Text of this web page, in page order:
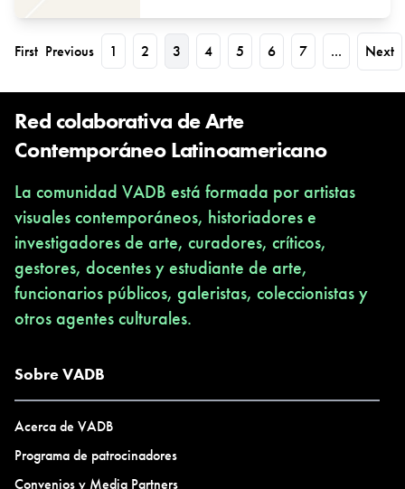
First Previous 1 2 3 4 5 6 7 ... Next
Red colaborativa de Arte
Contemporáneo Latinoamericano
La comunidad VADB está formada por artistas
visuales contemporáneos, historiadores e
investigadores de arte, curadores, críticos,
gestores, docentes y estudiante de arte,
funcionarios públicos, galeristas, coleccionistas y
otros agentes culturales.
Sobre VADB
Acerca de VADB
Programa de patrocinadores
Convenios y Media Partners